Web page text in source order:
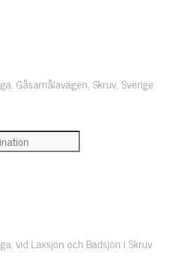
Gåsamålavägen, Skruv, Sverige
vid Laxsjön och Badsjön i Skruv